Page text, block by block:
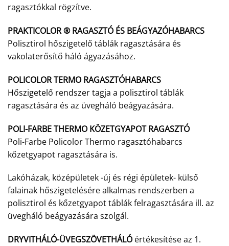
ragasztókkal rögzítve.
PRAKTICOLOR ® RAGASZTÓ ÉS BEÁGYAZÓHABARCS
Polisztirol hőszigetelő táblák ragasztására és
vakolaterősítő háló ágyazásához.
POLICOLOR TERMO RAGASZTÓHABARCS
Hőszigetelő rendszer tagja a polisztirol táblák
ragasztására és az üvegháló beágyazására.
POLI-FARBE THERMO KÖZETGYAPOT RAGASZTÓ
Poli-Farbe Policolor Thermo ragasztóhabarcs
kőzetgyapot ragasztására is.
Lakóházak, középületek -új és régi épületek- külső
falainak hőszigetelésére alkalmas rendszerben a
polisztirol és kőzetgyapot táblák felragasztására ill. az
üvegháló beágyazására szolgál.
DRYVITHÁLÓ-ÜVEGSZÖVETHÁLÓértékesítése az 1.